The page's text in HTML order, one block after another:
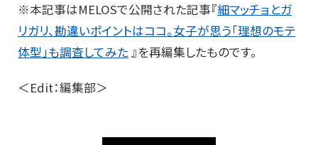
※本記事はMELOSで公開された記事『細マッチョとガ
リガリ、勘違いポイントはココ。女子が思う「理想のモテ
体型」も調査してみた』を再編集したものです。
＜Edit：編集部＞